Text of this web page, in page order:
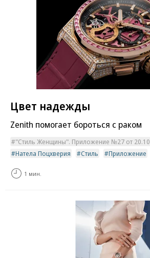
Цвет надежды
Zenith помогает бороться с раком
"Стиль Женщины". Приложение №27 от
Натела Поцхверия
Стиль Приложение
1 мин.